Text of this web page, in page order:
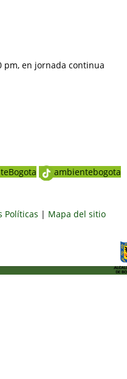
pm, en jornada continua
ambientebogota
Políticas | Mapa del sitio